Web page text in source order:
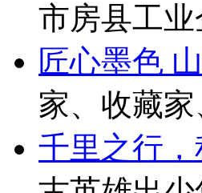
市房县工
匠心墨色
家、收藏
千里之行